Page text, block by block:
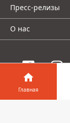
Пресс-релизы
О нас
Главная